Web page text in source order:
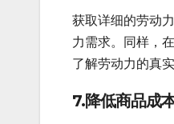
获取详细的劳动
力需求。同样，
了解劳动力的真
7.降低商品成